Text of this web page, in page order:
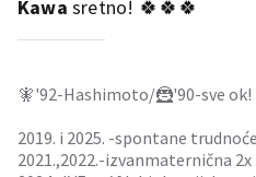
Kawa sretno! 🍀🍀🍀
🧚'92-Hashimoto/🦹'90-sve ok!
2019. i 2025. -spontane
2021.,2022.-izvanmaternična 2x